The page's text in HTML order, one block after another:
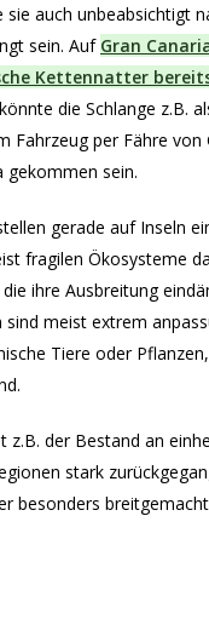
auch unbeabsichtigt
sein. Auf Gran
Kettennatter
die Schlange z.B.
Fahrzeug per Fähre von
gekommen sein.
gerade auf Inseln
fragilen Ökosysteme
ihre Ausbreitung
sind meist extrem
Tiere oder
z.B. der Bestand an
stark
besonders